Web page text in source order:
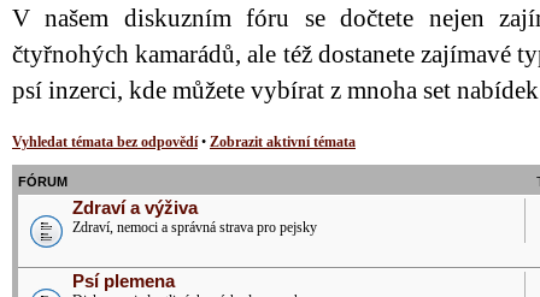
V našem diskuzním fóru se dočtete nejen
čtyřnohých kamarádů, ale též dostanete zajímavé
psí inzerci, kde můžete vybírat z mnoha set
Vyhledat témata bez odpovědí• Zobrazit aktivní témata
FÓRUM
Zdraví a výživa
Zdraví, nemoci a správná strava pro pejsky
Psí plemena